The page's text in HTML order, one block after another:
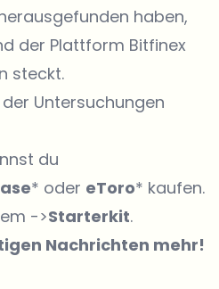
haben,
der Plattform Bitfinex
steckt.
Untersuchungen
du
* oder eToro* kaufen.
->Starterkit.
Nachrichten mehr!